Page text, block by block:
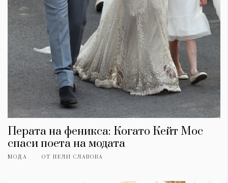
Перата на феникса: Когато Кейт Мос
спаси поета на модата
МОДА ОТ НЕЛИ СЛАВОВА